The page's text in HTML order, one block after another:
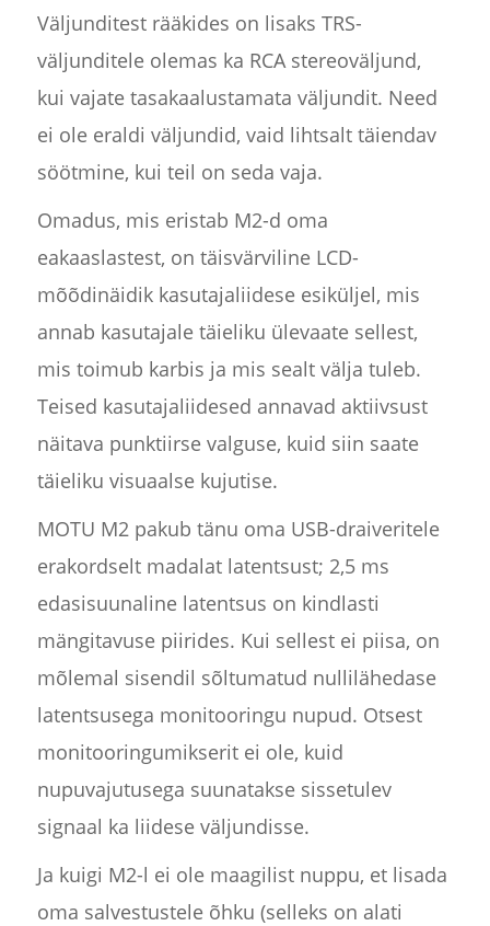
Väljunditest rääkides on lisaks TRS-
väljunditele olemas ka RCA stereoväljund,
kui vajate tasakaalustamata väljundit. Need
ei ole eraldi väljundid, vaid lihtsalt täiendav
söötmine, kui teil on seda vaja.
Omadus, mis eristab M2-d oma
eakaaslastest, on täisvärviline LCD-
mõõdinäidik kasutajaliidese esiküljel, mis
annab kasutajale täieliku ülevaate sellest,
mis toimub karbis ja mis sealt välja tuleb.
Teised kasutajaliidesed annavad aktiivsust
näitava punktiirse valguse, kuid siin saate
täieliku visuaalse kujutise.
MOTU M2 pakub tänu oma USB-draiveritele
erakordselt madalat latentsust; 2,5 ms
edasisuunaline latentsus on kindlasti
mängitavuse piirides. Kui sellest ei piisa, on
mõlemal sisendil sõltumatud nullilähedase
latentsusega monitooringu nupud. Otsest
monitooringumikserit ei ole, kuid
nupuvajutusega suunatakse sissetulev
signaal ka liidese väljundisse.
Ja kuigi M2-l ei ole maagilist nuppu, et lisada
oma salvestustele õhku (selleks on alati